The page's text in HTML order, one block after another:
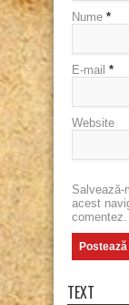
Nume *
E-mail *
Website
Salvează-
acest
comentez.
TEXT